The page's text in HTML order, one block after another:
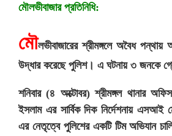
মৌলভীবাজার প্রতিনিধি:
মৌলভীবাজারের শ্রীমঙ্গলে অবৈধ পন্থায়
উদ্ধার করেছে পুলিশ। এ ঘটনায় ৩ জনকে
শনিবার (৪ অক্টোবর) শ্রীমঙ্গল থানার
ইসলাম এর সার্বিক দিক নির্দেশনায়
এর নেতৃত্বে পুলিশের একটি টিম অভিযান